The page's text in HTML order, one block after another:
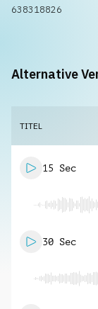
638318826
Alternative
TITEL
15 Sec
30 Sec